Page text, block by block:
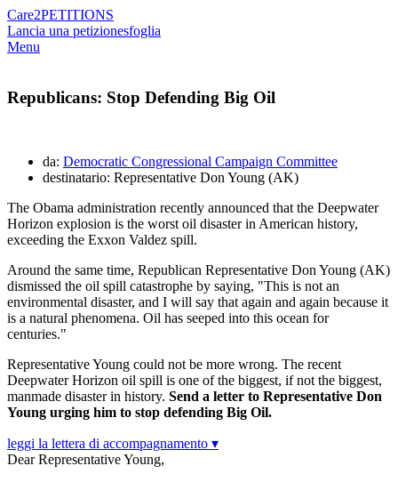
Care2PETITIONS
Lancia una petizionesfoglia
Menu
Republicans: Stop Defending Big Oil
da: Democratic Congressional Campaign Committee
destinatario: Representative Don Young (AK)
The Obama administration recently announced that the Deepwater
Horizon explosion is the worst oil disaster in American history,
exceeding the Exxon Valdez spill.
Around the same time, Republican Representative Don Young (AK)
dismissed the oil spill catastrophe by saying, "This is not an
environmental disaster, and I will say that again and again because it
is a natural phenomena. Oil has seeped into this ocean for
centuries."
Representative Young could not be more wrong. The recent
Deepwater Horizon oil spill is one of the biggest, if not the biggest,
manmade disaster in history. Send a letter to Representative Don
Young urging him to stop defending Big Oil.
leggi la lettera di accompagnamento ▾
Dear Representative Young,